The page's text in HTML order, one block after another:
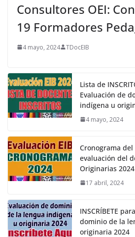
Consultores OEI:
19 Formadores
4 mayo, 2024 TDocEIB
Lista de
Evaluación de
indígena u
4 mayo, 2024
Cronograma
evaluación del
Originarias 2024
17 abril, 2024
INSCRÍBETE
dominio de la
originaria 2024